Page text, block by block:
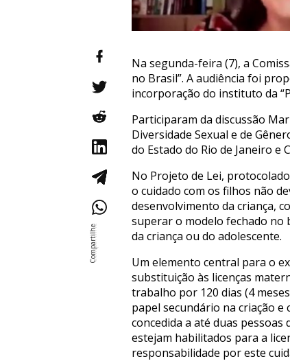
Na segunda-feira (7), a
no Brasil”. A audiência foi
incorporação do instituto da
Participaram da discussão
Diversidade Sexual e de
do Estado do Rio de Janeiro
No Projeto de Lei,
o cuidado com os filhos não
desenvolvimento da criança,
superar o modelo fechado no
da criança ou do adolescente.
Um elemento central para o
substituição às licenças
trabalho por 120 dias (4
papel secundário na criação e
concedida a até duas
estejam habilitados para a
responsabilidade por este